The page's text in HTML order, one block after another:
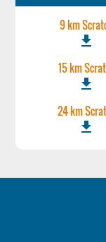
9 km
file_download
15 km
file_download
24 km
file_download